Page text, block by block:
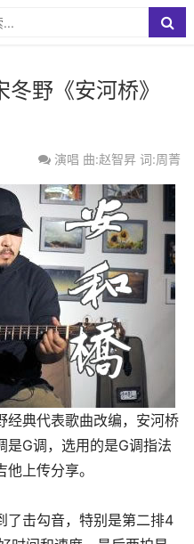
野《安河桥》
演唱 曲:赵智昇 词:周菁
经典代表歌曲改编，安河桥
是G调，选用的是G调指法
上传分享。
了击勾音，特别是第二排4